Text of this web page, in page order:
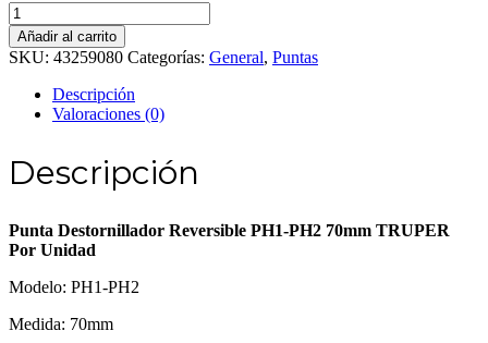
Punta
Destornillador
Reversible
PH1-
PH2
70mm
TRUPER
Unidad
cantidad
Añadir al carrito
SKU: 43259080 Categorías: General, Puntas
Descripción
Valoraciones (0)
Descripción
Punta Destornillador Reversible PH1-PH2 70mm TRUPER
Por Unidad
Modelo: PH1-PH2
Medida: 70mm